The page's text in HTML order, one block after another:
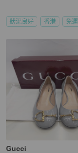
狀況良好 香港 免運
Gucci